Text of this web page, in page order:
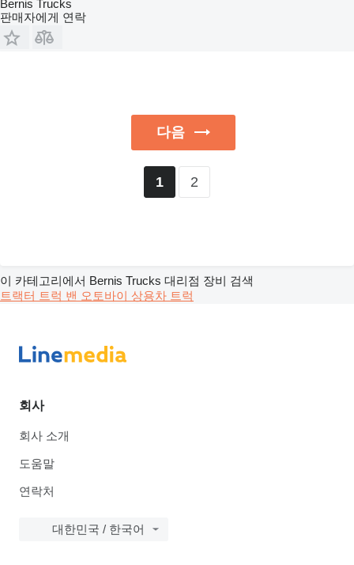
Bernis Trucks
판매자에게 연락
다음
1 2
이 카테고리에서 Bernis Trucks 대리점 장비 검색
트랙터 트럭 밴 오토바이 상용차 트럭
회사
회사 소개
도움말
연락처
대한민국 / 한국어